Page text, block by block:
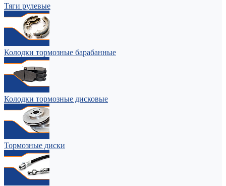
Тяги рулевые
Колодки тормозные барабанные
Колодки тормозные дисковые
Тормозные диски